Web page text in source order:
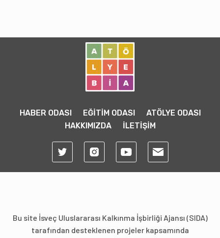
HABER ODASI EĞİTİM ODASI
ATÖLYE ODASI
HAKKIMIZDA
İLETİŞİM
Bu site İsveç Uluslararası Kalkınma İşbirliği Ajansı (SIDA)
tarafından desteklenen projeler kapsamında